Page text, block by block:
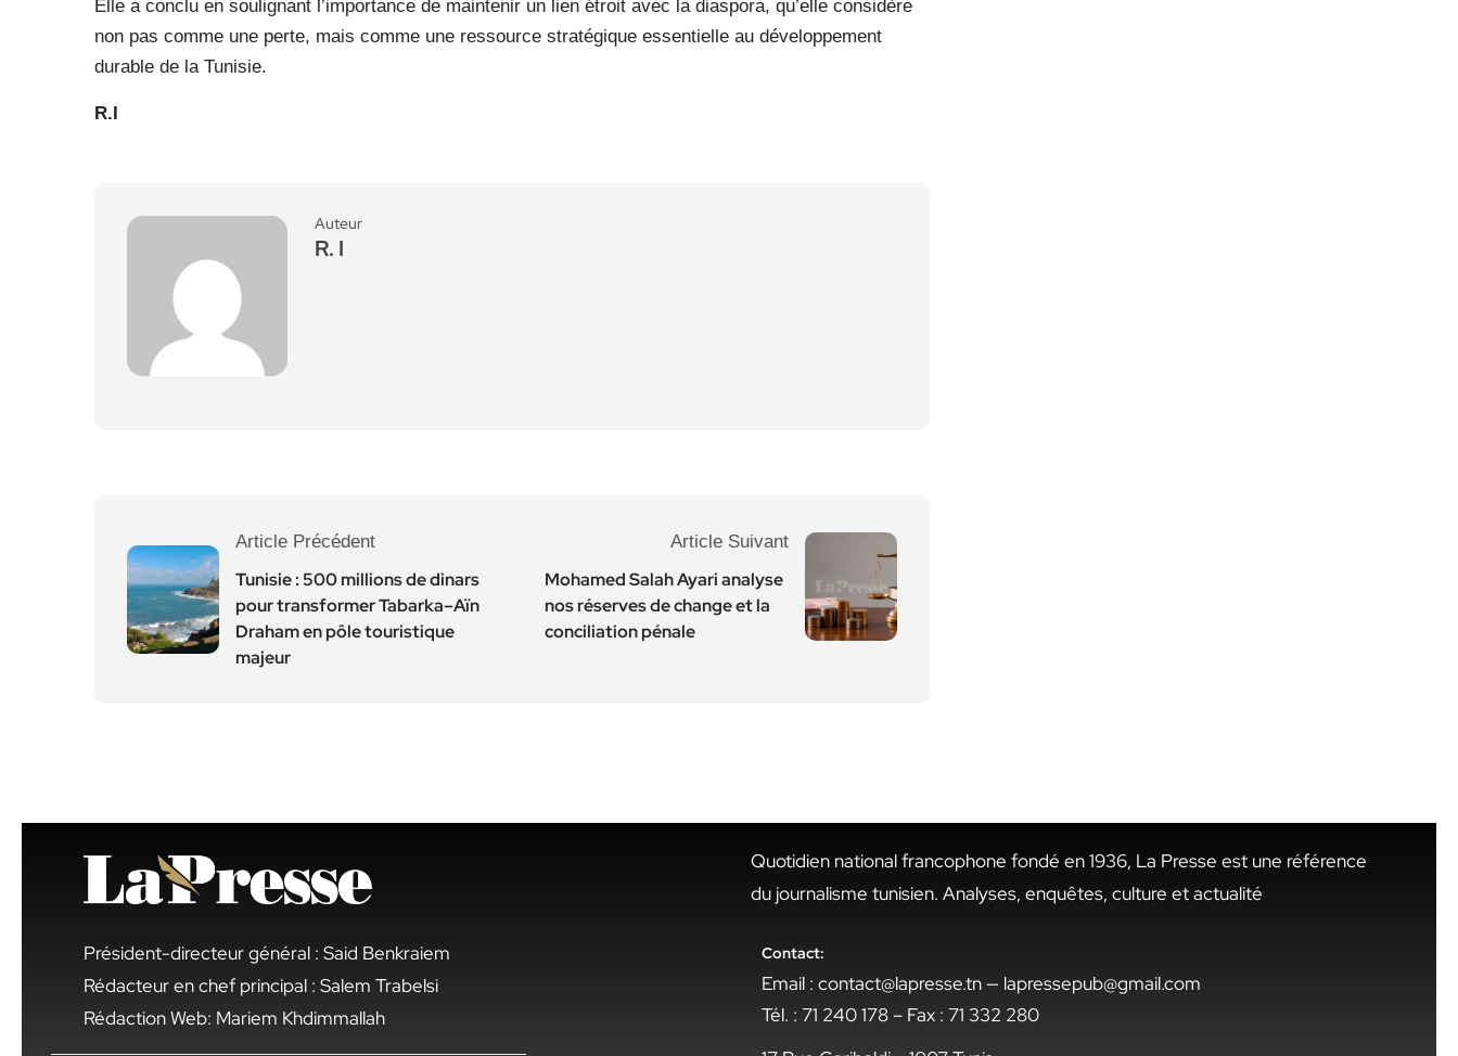
Elle a conclu en soulignant l’importance de maintenir un lien étroit avec la diaspora, qu’elle considère
non pas comme une perte, mais comme une ressource stratégique essentielle au développement
durable de la Tunisie.
R.I
Auteur
R. I
Article Précédent
Tunisie : 500 millions de dinars
pour transformer Tabarka–Aïn
Draham en pôle touristique
majeur
Article Suivant
Mohamed Salah Ayari analyse
nos réserves de change et la
conciliation pénale
Président-directeur général : Said Benkraiem
Rédacteur en chef principal : Salem Trabelsi
Rédaction Web: Mariem Khdimmallah
Quotidien national francophone fondé en 1936, La Presse est une référence
du journalisme tunisien. Analyses, enquêtes, culture et actualité
Contact:
Email : contact@lapresse.tn — lapressepub@gmail.com
Tél. : 71 240 178 – Fax : 71 332 280